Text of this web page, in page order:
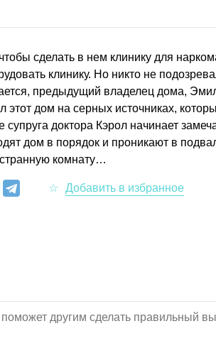
сделать в нем клинику для
клинику. Но никто не
предыдущий владелец дома,
дом на серных источниках,
доктора Кэрол начинает
дом в порядок и проникают в
комнату…